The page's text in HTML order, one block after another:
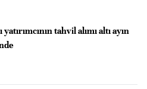
yatırımcının tahvil alımı altı ayın